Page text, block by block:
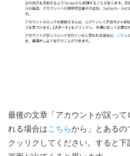
最後の文章「アカウントが誤っ
れる場合はこちらから」とあるの
クッリクしてください。すると